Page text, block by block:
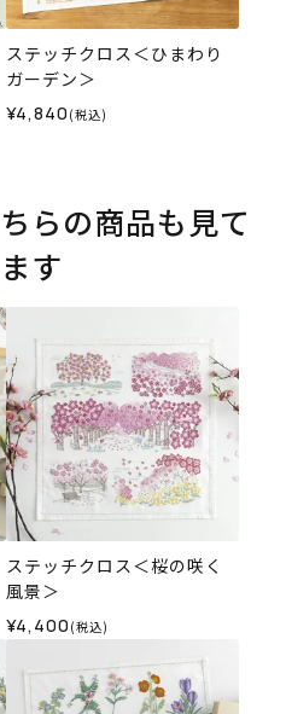
ステッチクロス＜ひまわり
ガーデン＞
¥4,840 (税込)
らの商品も見て
す
ステッチクロス＜桜の咲く
風景＞
¥4,400 (税込)